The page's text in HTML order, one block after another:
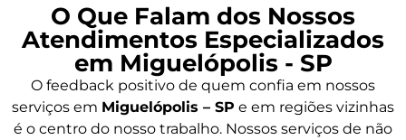
O Que Falam dos Nossos
Atendimentos Especializados
em Miguelópolis - SP
O feedback positivo de quem confia em nossos
serviços em Miguelópolis – SP e em regiões vizinhas
é o centro do nosso trabalho. Nossos serviços de não